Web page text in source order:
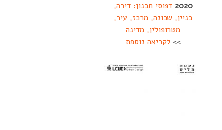
2020 דפוסי תכנון: דירה,
בניין, שכונה, מרכז, עיר,
מטרופולין, מדינה
>> לקריאה נוספת